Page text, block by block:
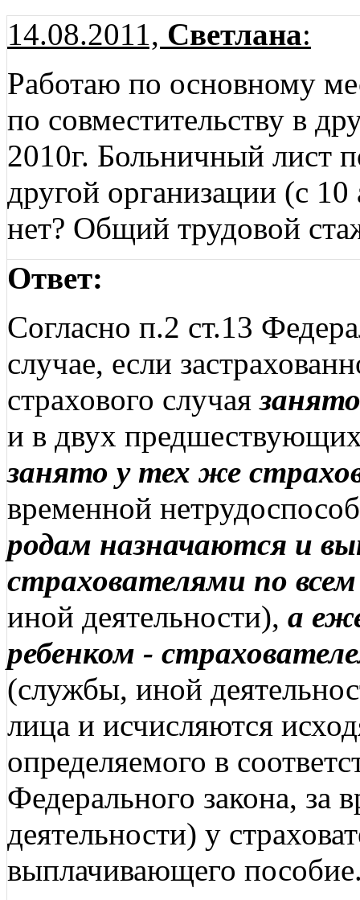
14.08.2011, Светлана:
Работаю по основному
по совместительству в
2010г. Больничный лист
другой организации (с 10
нет? Общий трудовой
Ответ:
Согласно п.2 ст.13
случае, если
страхового случая
и в двух
занято у тех же
временной
родам назначаются и
страхователями по
иной деятельности), а
ребенком -
(службы, иной
лица и исчисляются
определяемого в
Федерального закона,
деятельности) у
выплачивающего